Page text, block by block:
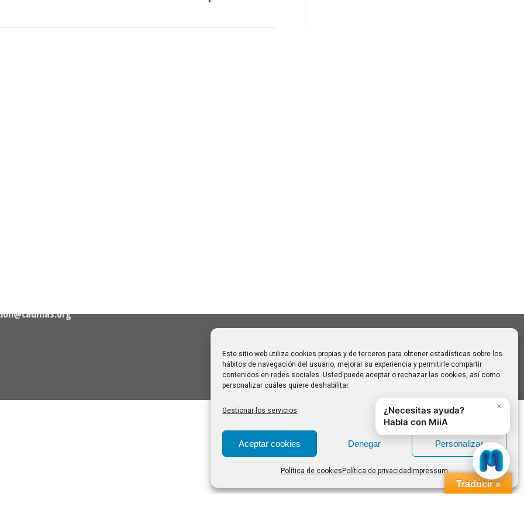
Este sitio web utiliza cookies propias y de terceros para obtener estadísticas sobre los
hábitos de navegación del usuario, mejorar su experiencia y permitirle compartir
contenidos en redes sociales. Usted puede aceptar o rechazar las cookies, así como
personalizar cuáles quiere deshabilitar.
Gestionar los servicios
Aceptar cookies Denegar Personalizar
Política de cookies Política de privacidad Impressum
Traducir »